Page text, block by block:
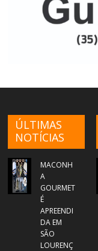
ÚLTIMAS
NOTÍCIAS
MACONH
A
GOURMET
É
APREENDI
DA EM
SÃO
LOURENÇ